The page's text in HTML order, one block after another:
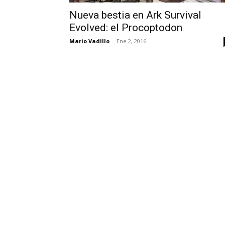
Nueva bestia en Ark Survival
Evolved: el Procoptodon
Mario Vadillo - Ene 2, 2016